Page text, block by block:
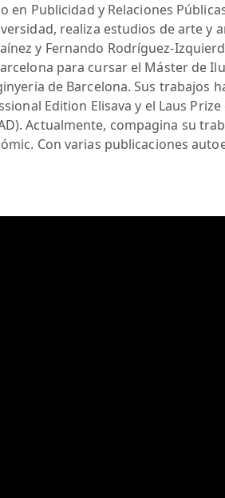
en Publicidad y Relaciones
realiza estudios de arte y
y Fernando Rodríguez-
para cursar el Máster de
de Barcelona. Sus trabajos
Edition Elisava y el Laus
Actualmente, compagina su
Con varias publicaciones